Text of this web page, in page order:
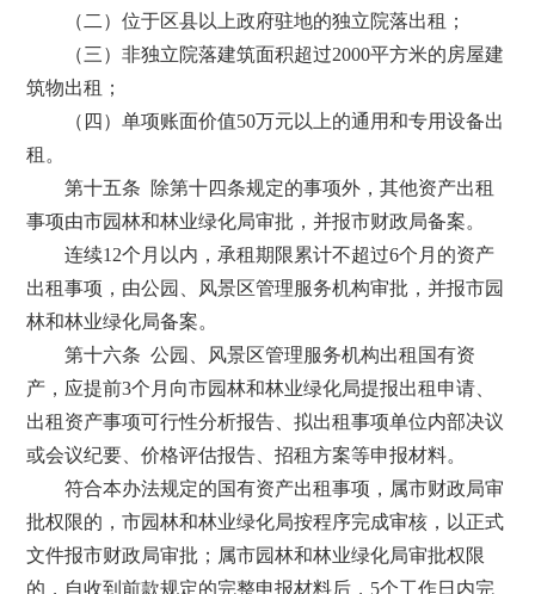
（二）位于区县以上政府驻地的独立院落出租；
（三）非独立院落建筑面积超过2000平方米的房屋建
筑物出租；
（四）单项账面价值50万元以上的通用和专用设备出
租。
第十五条 除第十四条规定的事项外，其他资产出租
事项由市园林和林业绿化局审批，并报市财政局备案。
连续12个月以内，承租期限累计不超过6个月的资产
出租事项，由公园、风景区管理服务机构审批，并报市园
林和林业绿化局备案。
第十六条 公园、风景区管理服务机构出租国有资
产，应提前3个月向市园林和林业绿化局提报出租申请、
出租资产事项可行性分析报告、拟出租事项单位内部决议
或会议纪要、价格评估报告、招租方案等申报材料。
符合本办法规定的国有资产出租事项，属市财政局审
批权限的，市园林和林业绿化局按程序完成审核，以正式
文件报市财政局审批；属市园林和林业绿化局审批权限
的，自收到前款规定的完整申报材料后，5个工作日内完